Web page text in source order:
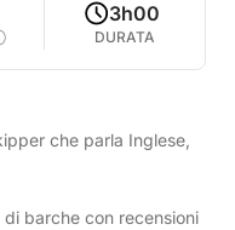
3h00
DURATA
che parla Inglese,
barche con recensioni